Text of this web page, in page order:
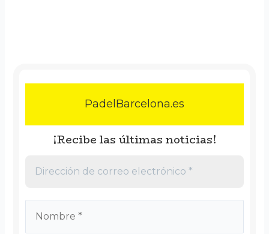
PadelBarcelona.es
¡Recibe las últimas noticias!